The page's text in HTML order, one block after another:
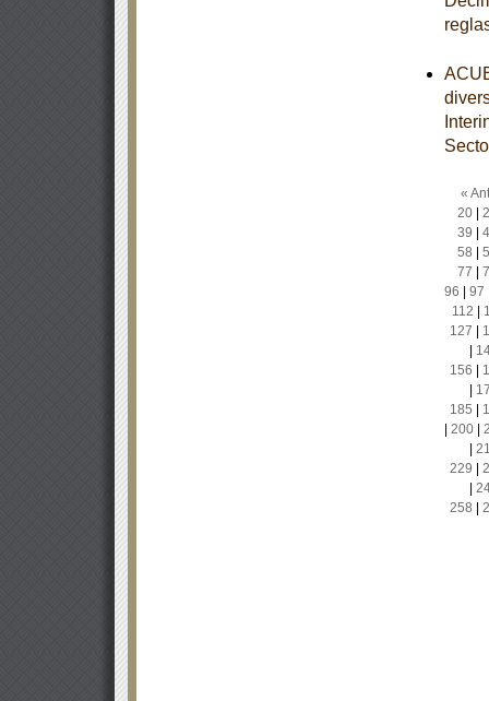
«
20|
39
58
77
96
97
112
127
156
185
200|
229
258